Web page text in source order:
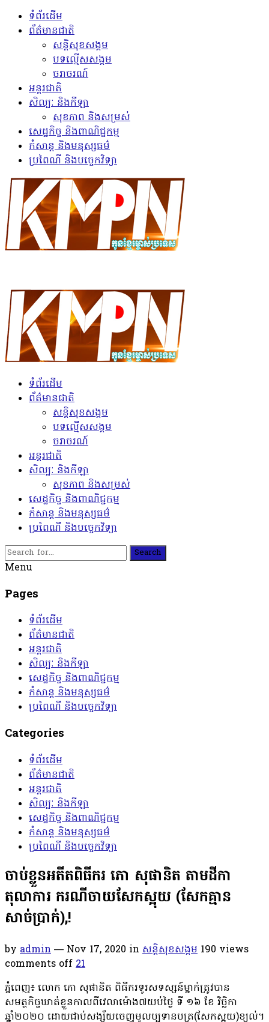
ទំព័រដើម
ព័ត៌មានជាតិ
សន្តិសុខសង្គម
បទល្មើសសង្គម
ចរាចរណ៍
អន្តរជាតិ
សិល្បៈ និងកីឡា
សុខភាព និងសម្រស់
សេដ្ឋកិច្ច និងពាណិជ្ជកម្ម
កំសាន្ត និងមនុស្សធម៌
ប្រពៃណី និងបច្ចេកវិទ្យា
ទំព័រដើម
ព័ត៌មានជាតិ
សន្តិសុខសង្គម
បទល្មើសសង្គម
ចរាចរណ៍
អន្តរជាតិ
សិល្បៈ និងកីឡា
សុខភាព និងសម្រស់
សេដ្ឋកិច្ច និងពាណិជ្ជកម្ម
កំសាន្ត និងមនុស្សធម៌
ប្រពៃណី និងបច្ចេកវិទ្យា
Search
Menu
Pages
ទំព័រដើម
ព័ត៌មានជាតិ
អន្តរជាតិ
សិល្បៈ និងកីឡា
សេដ្ឋកិច្ច និងពាណិជ្ជកម្ម
កំសាន្ត និងមនុស្សធម៌
ប្រពៃណី និងបច្ចេកវិទ្យា
Categories
ទំព័រដើម
ព័ត៌មានជាតិ
អន្តរជាតិ
សិល្បៈ និងកីឡា
សេដ្ឋកិច្ច និងពាណិជ្ជកម្ម
កំសាន្ត និងមនុស្សធម៌
ប្រពៃណី និងបច្ចេកវិទ្យា
ចាប់ខ្លួន​អតីត​ពិធីករ ភោ សុ​​ផានិត តាម​ដីកា​
តុលាការ​ ករណីចាយសែកស្អុយ (សែកគ្មាន
សាច់បា្រក់),!
by admin — Nov 17, 2020 in សន្តិសុខសង្គម 190 views
comments off 21
ភ្នំពេញ៖ លោក ភោ សុ​ផានិត ពិធីករ​ទូ​រស​ទស្សន៍​ម្នាក់​ត្រូវបាន​
សមត្ថកិច្ច​ឃាត់ខ្លួន​កាលពីវេលាម៉ោង​៧​យប់​​ថ្ងៃ ទី ១៦ ខែ វិច្ឆិកា​
ឆ្នាំ២០២០ ដោយ​ជាប់​សង្ស័យ​ចេញ​មូល​ប្ប​ទា​នប​ត្រ​(​សែក​ស្អុយ​)​ខ្យល់​។​